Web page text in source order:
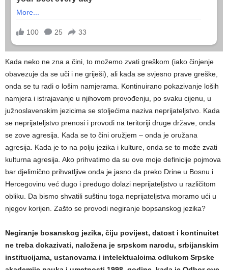
Kada neko ne zna a čini, to možemo zvati greškom (iako činjenje
obavezuje da se uči i ne griješi), ali kada se svjesno prave greške,
onda se tu radi o lošim namjerama. Kontinuirano pokazivanje loših
namjera i istrajavanje u njihovom provođenju, po svaku cijenu, u
južnoslavenskim jezicima se stoljećima naziva neprijateljstvo. Kada
se neprijateljstvo prenosi i provodi na teritoriji druge države, onda
se zove agresija. Kada se to čini oružjem – onda je oružana
agresija. Kada je to na polju jezika i kulture, onda se to može zvati
kulturna agresija. Ako prihvatimo da su ove moje definicije pojmova
bar djelimično prihvatljive onda je jasno da preko Drine u Bosnu i
Hercegovinu već dugo i predugo dolazi neprijateljstvo u različitom
obliku. Da bismo shvatili suštinu toga neprijateljstva moramo ući u
njegov korijen. Zašto se provodi negiranje bopsanskog jezika?
Negiranje bosanskog jezika, čiju povijest, datost i kontinuitet
ne treba dokazivati, naložena je srpskom narodu, srbijanskim
institucijama, ustanovama i intelektualcima odlukom Srpske